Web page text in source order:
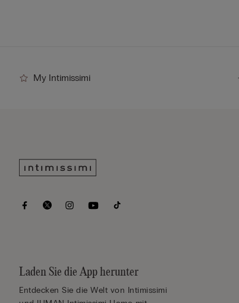
My Intimissimi
Laden Sie die App herunter
Entdecken Sie die Welt von Intimissimi